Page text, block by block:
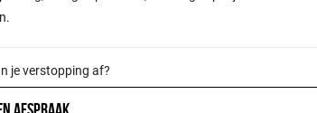
je verstopping af?
afspraak